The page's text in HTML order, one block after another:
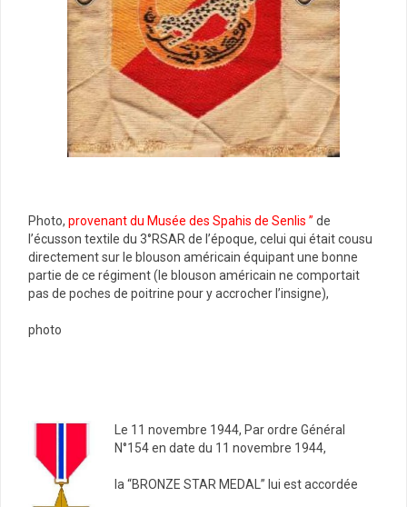
Photo, provenant du Musée des Spahis de Senlis ” de
l’écusson textile du 3°RSAR de l’époque, celui qui était cousu
directement sur le blouson américain équipant une bonne
partie de ce régiment (le blouson américain ne comportait
pas de poches de poitrine pour y accrocher l’insigne),
photo
Le 11 novembre 1944, Par ordre Général
N°154 en date du 11 novembre 1944,
la “BRONZE STAR MEDAL” lui est accordée